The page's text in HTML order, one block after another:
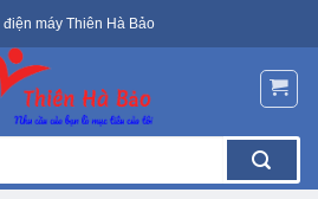
điện máy Thiên Hà Bảo